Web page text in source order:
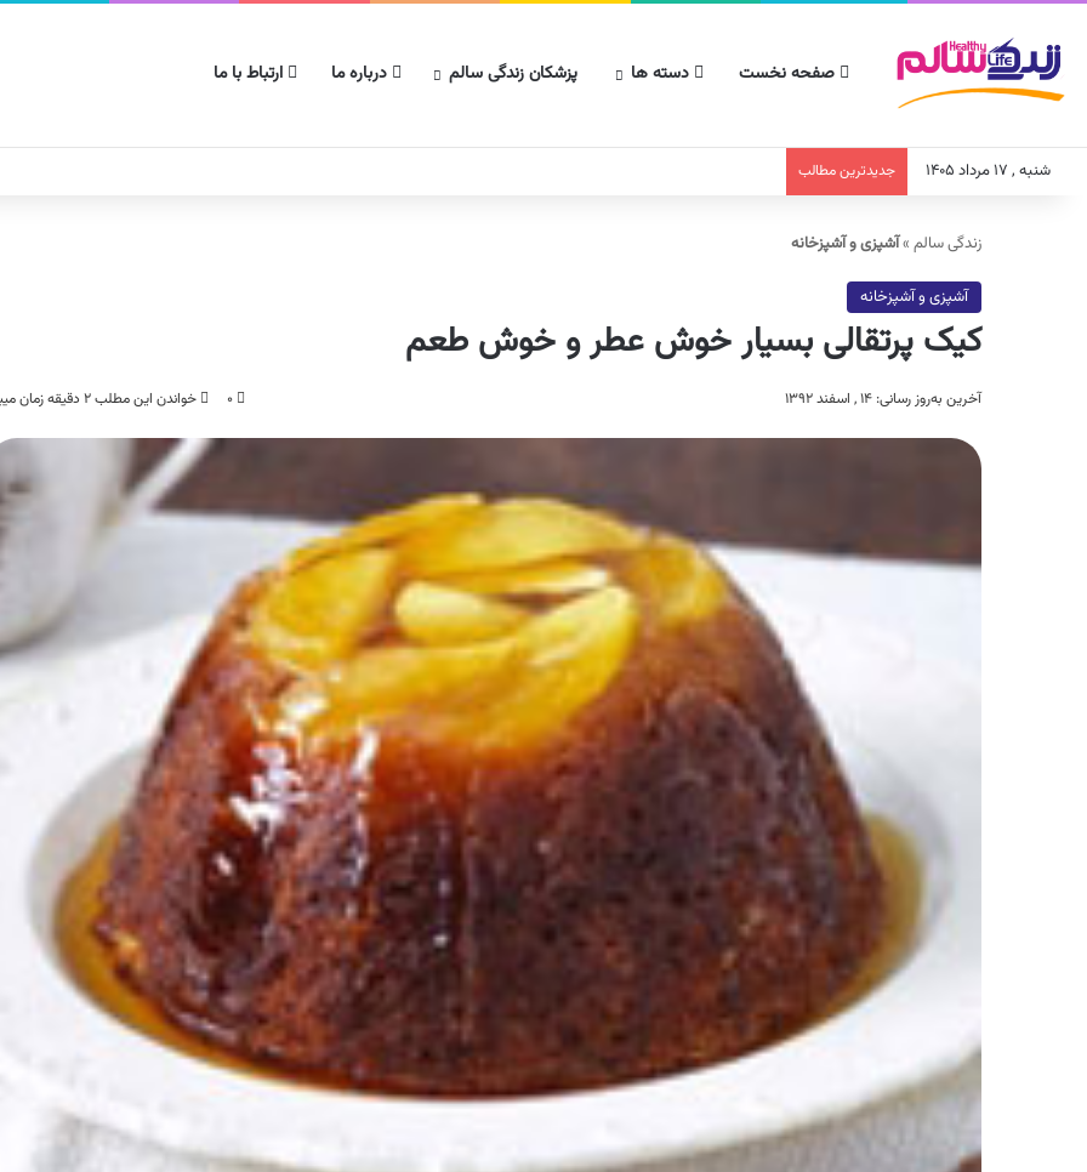
صفحه نخست دسته ها پزشکان زندگی سالم درباره ما ارتباط با ما
شنبه , ۱۷ مرداد ۱۴۰۵ جدیدترین مطالب
زندگی سالم »آشپزی و آشپزخانه
آشپزی و آشپزخانه
کیک پرتقالی بسیار خوش عطر و خوش طعم
آخرین به‌روز رسانی: ۱۴ , اسفند ۱۳۹۲ ۰ خواندن این مطلب ۲ دقیقه زمان میبرد